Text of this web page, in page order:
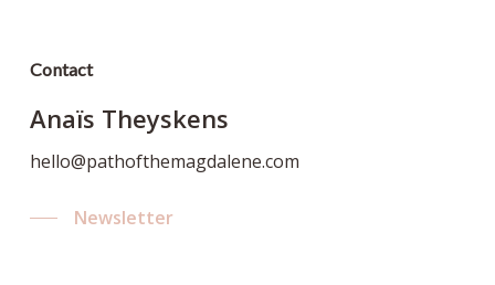
Contact
Anaïs Theyskens
hello@pathofthemagdalene.com
Newsletter